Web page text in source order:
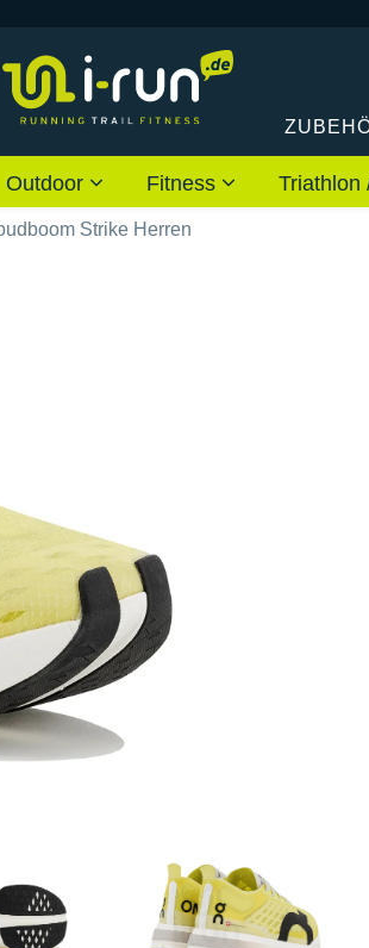
Outdoor Fitness Triathlon
Strike Herren